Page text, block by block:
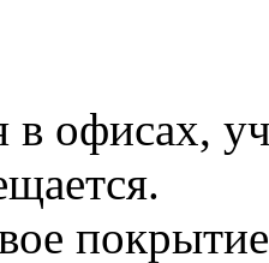
в офисах,